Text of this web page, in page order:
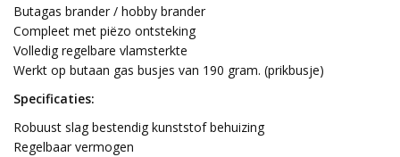
Butagas brander / hobby brander
Compleet met piëzo ontsteking
Volledig regelbare vlamsterkte
Werkt op butaan gas busjes van 190 gram. (prikbusje)
Specificaties:
Robuust slag bestendig kunststof behuizing
Regelbaar vermogen